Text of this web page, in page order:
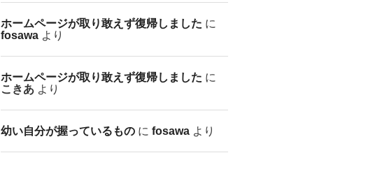
ホームページが取り敢えず復帰しました に
fosawaより
ホームページが取り敢えず復帰しました に
こきあより
幼い自分が握っているものに fosawaより